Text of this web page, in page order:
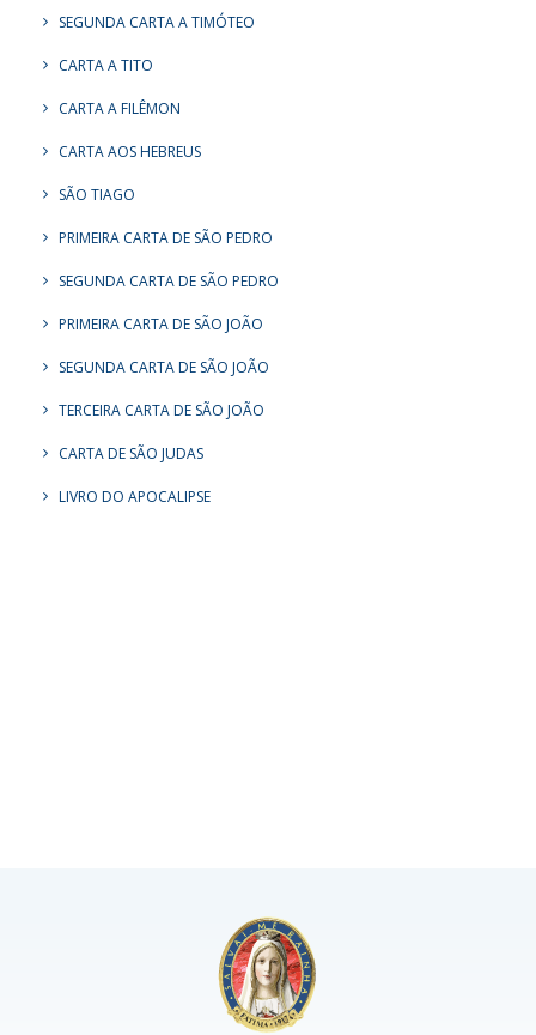
SEGUNDA CARTA A TIMÓTEO
CARTA A TITO
CARTA A FILÊMON
CARTA AOS HEBREUS
SÃO TIAGO
PRIMEIRA CARTA DE SÃO PEDRO
SEGUNDA CARTA DE SÃO PEDRO
PRIMEIRA CARTA DE SÃO JOÃO
SEGUNDA CARTA DE SÃO JOÃO
TERCEIRA CARTA DE SÃO JOÃO
CARTA DE SÃO JUDAS
LIVRO DO APOCALIPSE